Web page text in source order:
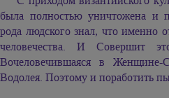
была полностью уничтожена и
рода людского знал, что именно
человечества. И Совершит
Вочеловечившаяся в Женщине-
Водолея. Поэтому и поработить